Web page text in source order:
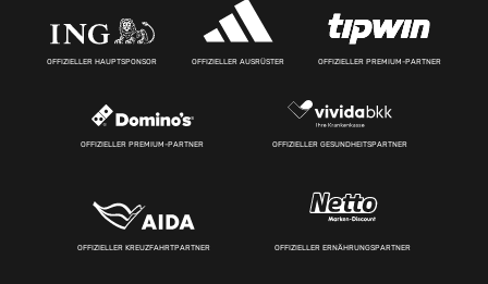
OFFIZIELLER HAUPTSPONSOR OFFIZIELLER AUSRÜSTER OFFIZIELLER PREMIUM-PARTNER
OFFIZIELLER PREMIUM-PARTNER OFFIZIELLER GESUNDHEITSPARTNER
OFFIZIELLER KREUZFAHRTPARTNER OFFIZIELLER ERNÄHRUNGSPARTNER